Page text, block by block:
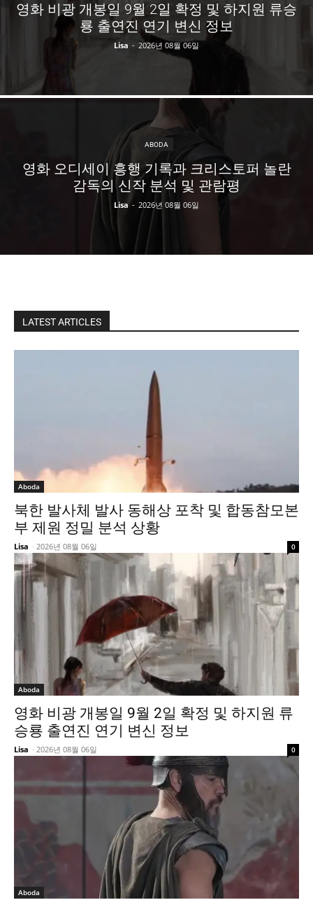
영화 비광 개봉일 9월 2일 확정 및 하지원 류승
룡 출연진 연기 변신 정보
Lisa - 2026년 08월 06일
ABODA
영화 오디세이 흥행 기록과 크리스토퍼 놀란
감독의 신작 분석 및 관람평
Lisa - 2026년 08월 06일
LATEST ARTICLES
Aboda
북한 발사체 발사 동해상 포착 및 합동참모본
부 제원 정밀 분석 상황
Lisa - 2026년 08월 06일 0
Aboda
영화 비광 개봉일 9월 2일 확정 및 하지원 류
승룡 출연진 연기 변신 정보
Lisa - 2026년 08월 06일 0
Aboda